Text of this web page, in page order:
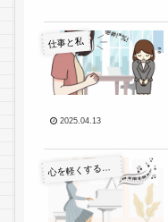
仕事と私
2025.04.13
心
を軽くする考え方